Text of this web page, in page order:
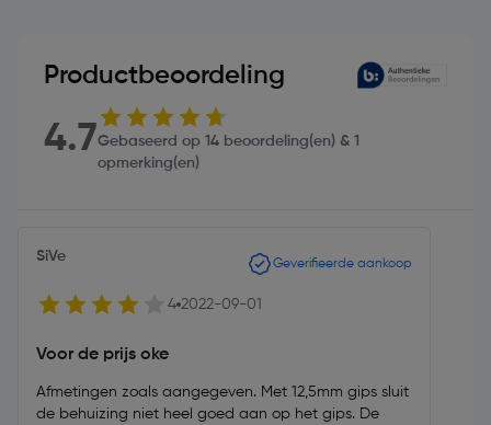
Productbeoordeling
4.7Gebaseerd op 14 beoordeling(en) & 1
opmerking(en)
SiVe Geverifieerde aankoop
4 2022-09-01
Voor de prijs oke
Afmetingen zoals aangegeven. Met 12,5mm gips sluit
de behuizing niet heel goed aan op het gips. De